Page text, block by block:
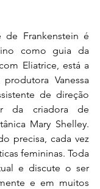
de Frankenstein é
como guia da
Eliatrice, está a
Vanessa
de direção
da criadora de
Mary Shelley.
precisa, cada vez
femininas. Toda
e discute o ser
e em muitos